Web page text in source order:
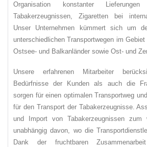
Organisation konstanter
Tabakerzeugnissen, Zigaretten bei
Unser Unternehmen kümmert sich um
unterschiedlichen Transportwegen im
Ostsee- und Balkanländer sowie Ost- und
Unsere erfahrenen Mitarbeiter
Bedürfnisse der Kunden als auch die
sorgen für einen optimalen Transportweg
für den Transport der Tabakerzeugnisse.
und Import von Tabakerzeugnissen zum
unabhängig davon, wo die
Dank der fruchtbaren